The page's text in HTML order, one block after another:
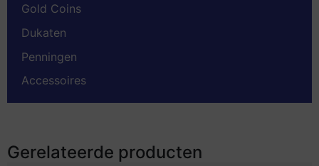
Gold Coins
Dukaten
Penningen
Accessoires
Gerelateerde producten